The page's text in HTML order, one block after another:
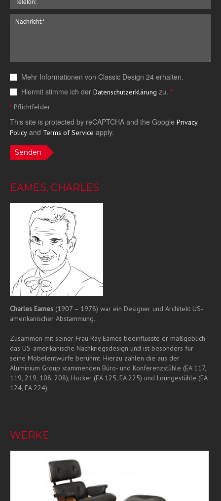
Mehr Informationen von Classic Design 24 erhalten.
Hiermit stimme ich der Datenschutzerklärung zu. *
*Pflichtfelder
This site is protected by reCAPTCHA and the Google Privacy
Policy and Terms of Service apply.
Senden
EAMES, CHARLES
Charles Eames (1907 – 1978) war ein Designer und Architekt US-
amerikanischer Abstammung.
Zusammen mit seiner Frau Ray Eames beeinflusste er maßgeblich
das US-amerikanische Nachkriegsdesign und ist besonders für
seine Möbelentwürfe berühmt. Hierzu zählen die aus der
Aluminium Group stammenden Büro- und Konferenzstühle (EA 117,
119, 219, 108, 208), Hocker (EA 125, EA 225) und Loungestühle (EA
124, EA 224).
WERKE